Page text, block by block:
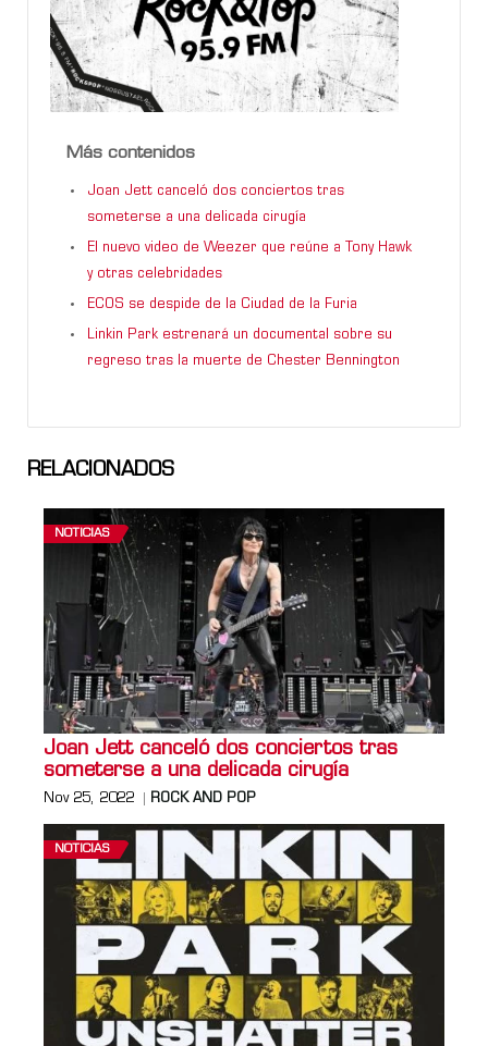
Más contenidos
Joan Jett canceló dos conciertos tras
someterse a una delicada cirugía
El nuevo video de Weezer que reúne a Tony Hawk
y otras celebridades
ECOS se despide de la Ciudad de la Furia
Linkin Park estrenará un documental sobre su
regreso tras la muerte de Chester Bennington
RELACIONADOS
NOTICIAS
Joan Jett canceló dos conciertos tras
someterse a una delicada cirugía
Nov 25, 2022 ROCK AND POP
NOTICIAS